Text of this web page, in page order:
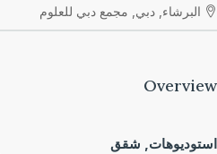
البرشاء, دبي, مجمع دبي للعلوم
شقق